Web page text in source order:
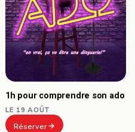
1h pour comprendre son ado
LE 19 AOÛT
Réserver